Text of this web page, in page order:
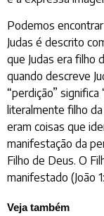
Podemos
Judas é descrito
que Judas era filho
quando descreve
“perdição” significa
literalmente filho
eram coisas que
manifestação da
Filho de Deus. O
manifestado (João
Veja também